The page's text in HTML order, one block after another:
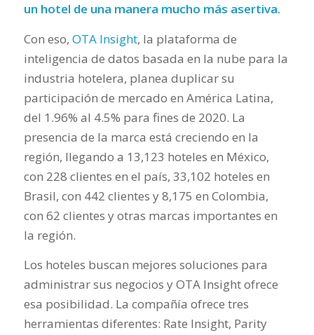
un hotel de una manera mucho más asertiva.
Con eso, OTA Insight, la plataforma de
inteligencia de datos basada en la nube para la
industria hotelera, planea duplicar su
participación de mercado en América Latina,
del 1.96% al 4.5% para fines de 2020. La
presencia de la marca está creciendo en la
región, llegando a 13,123 hoteles en México,
con 228 clientes en el país, 33,102 hoteles en
Brasil, con 442 clientes y 8,175 en Colombia,
con 62 clientes y otras marcas importantes en
la región.
Los hoteles buscan mejores soluciones para
administrar sus negocios y OTA Insight ofrece
esa posibilidad. La compañía ofrece tres
herramientas diferentes: Rate Insight, Parity